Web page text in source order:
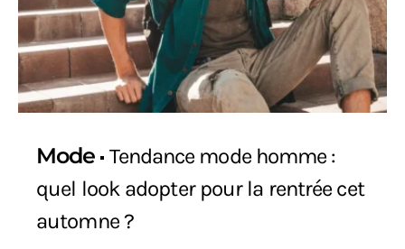
Mode Tendance mode homme :
quel look adopter pour la rentrée cet
automne ?